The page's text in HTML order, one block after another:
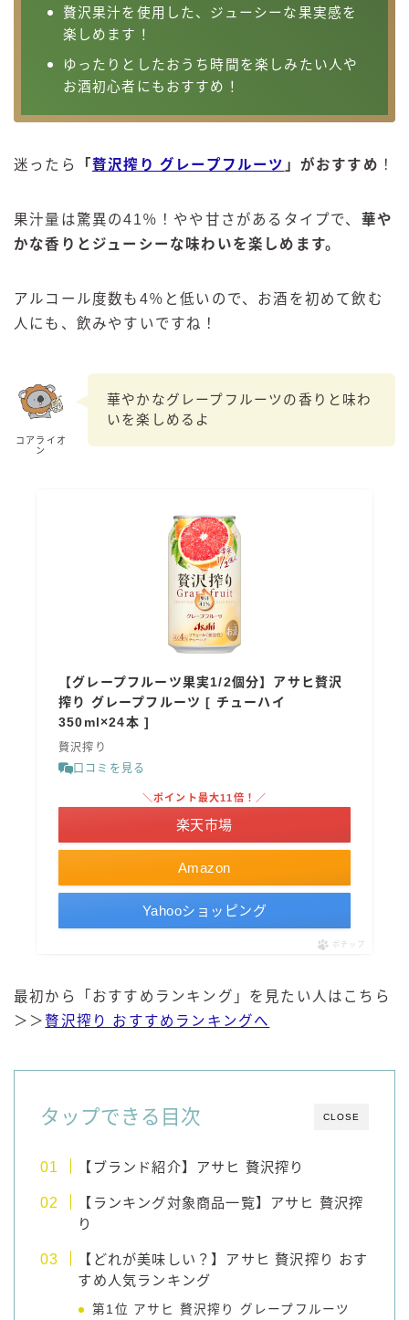
キレートレモンサワー
愛のスコールホワイトサワー
WATER SOUR(ウォーターサワ)
宝酒造
タカラCANチューハイ
極上レモンサワー
タンチュー
檸檬堂
オリオンビール
WATTA
Amazon
楽天
コラム
贅沢果汁を使用した、ジューシーな果実感を
楽しめます！
ゆったりとしたおうち時間を楽しみたい人や
お酒初心者にもおすすめ！
迷ったら 「贅沢搾り グレープフルーツ 」 がおすすめ ！
果汁量は驚異の41％！やや甘さがあるタイプで、 華や
かな香りとジューシーな味わいを楽しめます。
アルコール度数も4％と低いので、お酒を初めて飲む
人にも、飲みやすいですね！
コアライオ
ン
華やかなグレープフルーツの香りと味わ
いを楽しめるよ
【グレープフルーツ果実1/2個分】アサヒ贅沢
搾り グレープフルーツ [ チューハイ
350ml×24本 ]
贅沢搾り
口コミを見る
Amazon
＼ポイント最大11倍！／
楽天市場
Yahooショッピング
ポチップ
最初から「おすすめランキング」を見たい人はこちら
＞＞ 贅沢搾り おすすめランキングへ
CLOSE
タップできる目次
【ブランド紹介】アサヒ 贅沢搾り
【ランキング対象商品一覧】アサヒ 贅沢搾
り
【どれが美味しい？】アサヒ 贅沢搾り おす
すめ人気ランキング
第1位 アサヒ 贅沢搾り グレープフルーツ